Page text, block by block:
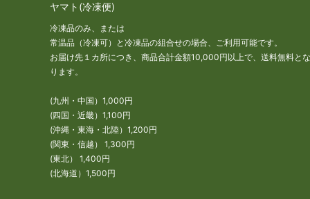
ヤマト(冷凍便)
冷凍品のみ、または
常温品（冷凍可）と冷凍品の組合せの場合、ご利用可能です。
お届け先１カ所につき、商品合計金額10,000円以上で、送料無料とな
ります。
(九州・中国）1,000円
(四国・近畿）1,100円
(沖縄・東海・北陸）1,200円
(関東・信越） 1,300円
(東北） 1,400円
(北海道）1,500円